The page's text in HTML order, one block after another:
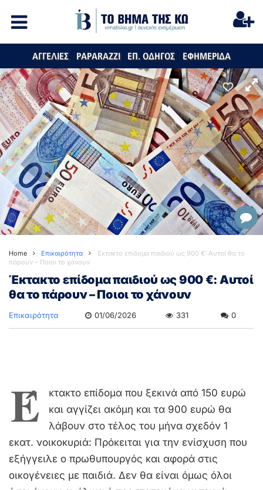
ΑΓΓΕΛΙΕΣ PAPARAZZI ΕΠ. ΟΔΗΓΟΣ ΕΦΗΜΕΡΙΔΑ
Home Επικαιρότητα
Έκτακτο επίδομα παιδιού ως 900 €: Αυτοί θα το
πάρουν – Ποιοι το χάνουν
Έκτακτο επίδομα παιδιού ως 900 €: Αυτοί
θα το πάρουν – Ποιοι το χάνουν
Επικαιρότητα 01/06/2026 331 0
Έ
κτακτο επίδομα που ξεκινά από 150 ευρώ
και αγγίζει ακόμη και τα 900 ευρώ θα
λάβουν στο τέλος του μήνα σχεδόν 1
εκατ. νοικοκυριά: Πρόκειται για την ενίσχυση που
εξήγγειλε ο πρωθυπουργός και αφορά στις
οικογένειες με παιδιά. Δεν θα είναι όμως όλοι